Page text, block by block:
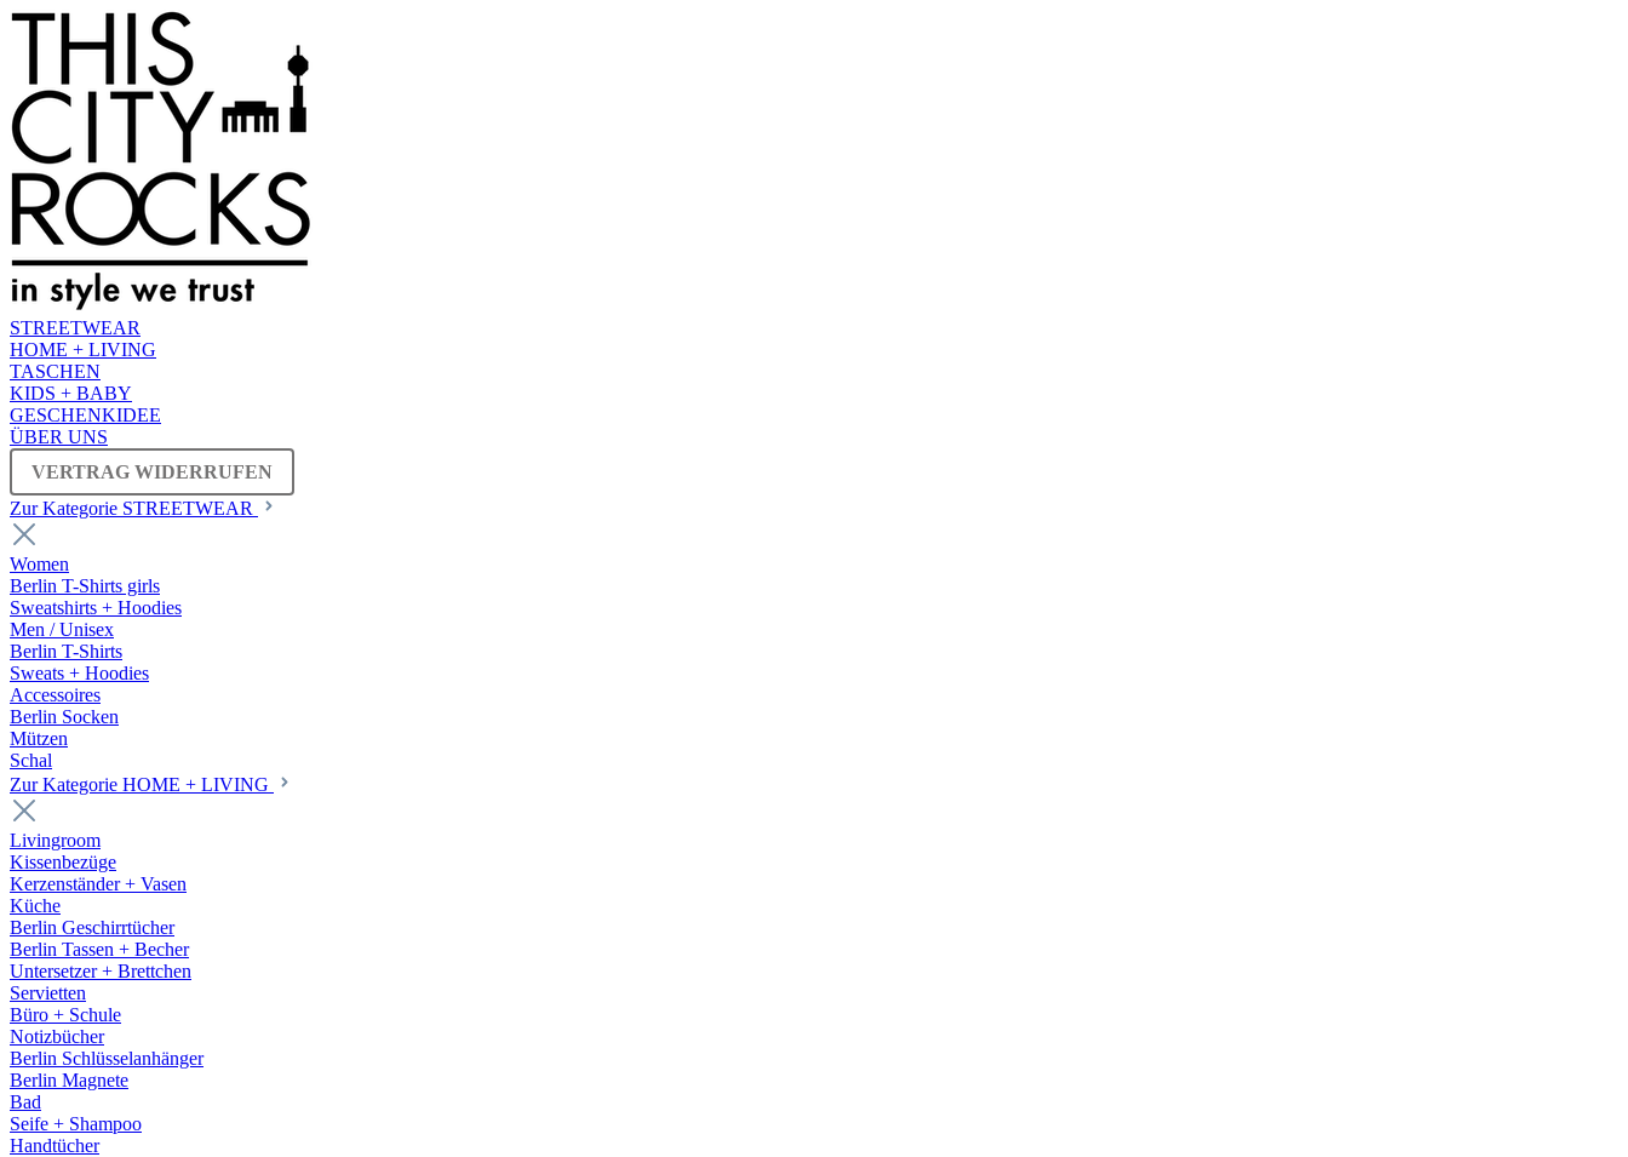
STREETWEAR
HOME + LIVING
TASCHEN
KIDS + BABY
GESCHENKIDEE
ÜBER UNS
VERTRAG WIDERRUFEN
Zur Kategorie STREETWEAR
Women
Berlin T-Shirts girls
Sweatshirts + Hoodies
Men / Unisex
Berlin T-Shirts
Sweats + Hoodies
Accessoires
Berlin Socken
Mützen
Schal
Zur Kategorie HOME + LIVING
Livingroom
Kissenbezüge
Kerzenständer + Vasen
Küche
Berlin Geschirrtücher
Berlin Tassen + Becher
Untersetzer + Brettchen
Servietten
Büro + Schule
Notizbücher
Berlin Schlüsselanhänger
Berlin Magnete
Bad
Seife + Shampoo
Handtücher